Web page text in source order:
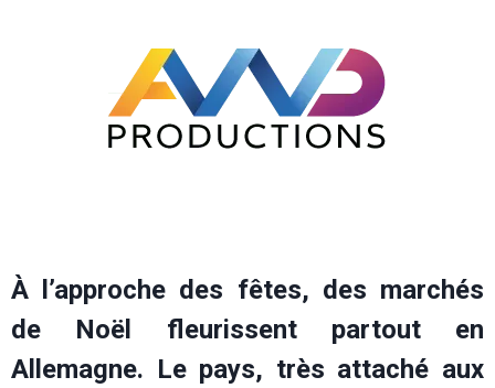
À l’approche des fêtes, des marchés
de Noël fleurissent partout en
Allemagne. Le pays, très attaché aux